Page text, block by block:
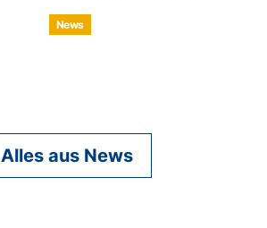
News
Alles aus News